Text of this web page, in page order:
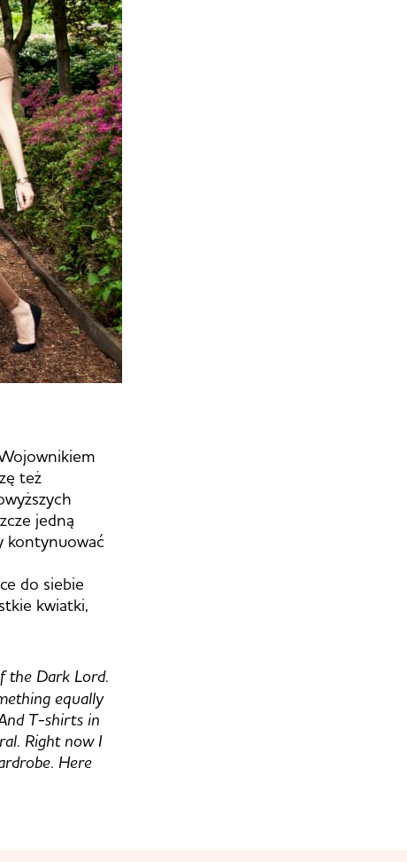
też
jedną
kontynuować
do siebie
kwiatki,
the Dark Lord.
equally
T-shirts in
Right now I
Here